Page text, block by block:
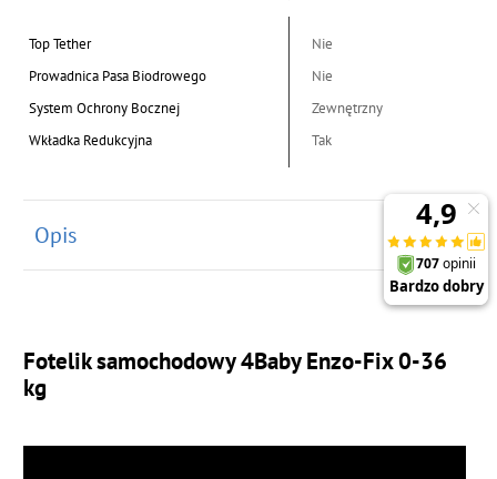
Top Tether
Nie
Prowadnica Pasa Biodrowego
Nie
System Ochrony Bocznej
Zewnętrzny
Wkładka Redukcyjna
Tak
Opis
Fotelik samochodowy 4Baby Enzo-Fix 0-36
kg